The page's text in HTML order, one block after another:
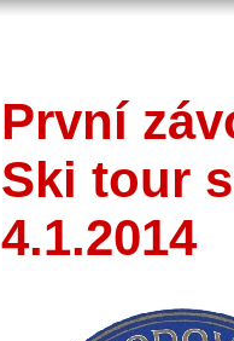
První
Ski tour
4.1.2014